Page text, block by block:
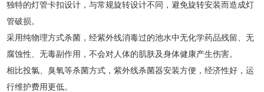
独特的灯管卡扣设计，与常规旋转设计不同，避免旋转安装而造成灯
管破损。
采用纯物理方式杀菌，经紫外线消毒过的池水中无化学药品残留、无
腐蚀性、无毒副作用，不会对人体的肌肤及身体健康产生伤害。
相比投氯、臭氧等杀菌方式，紫外线杀菌器安装方便，经济性好，运
行维护费用更低。